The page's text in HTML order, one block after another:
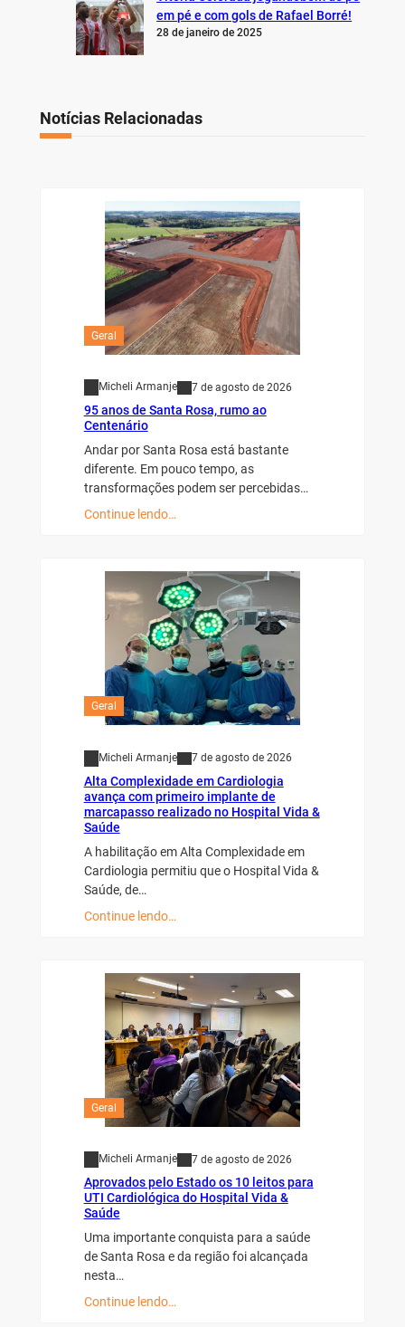
em pé e com gols de Rafael Borré!
28 de janeiro de 2025
Notícias Relacionadas
Geral
Micheli Armanje 7 de agosto de 2026
95 anos de Santa Rosa, rumo ao
Centenário
Andar por Santa Rosa está bastante
diferente. Em pouco tempo, as
transformações podem ser percebidas…
Continue lendo…
Geral
Micheli Armanje 7 de agosto de 2026
Alta Complexidade em Cardiologia
avança com primeiro implante de
marcapasso realizado no Hospital Vida &
Saúde
A habilitação em Alta Complexidade em
Cardiologia permitiu que o Hospital Vida &
Saúde, de…
Continue lendo…
Geral
Micheli Armanje 7 de agosto de 2026
Aprovados pelo Estado os 10 leitos para
UTI Cardiológica do Hospital Vida &
Saúde
Uma importante conquista para a saúde
de Santa Rosa e da região foi alcançada
nesta…
Continue lendo…